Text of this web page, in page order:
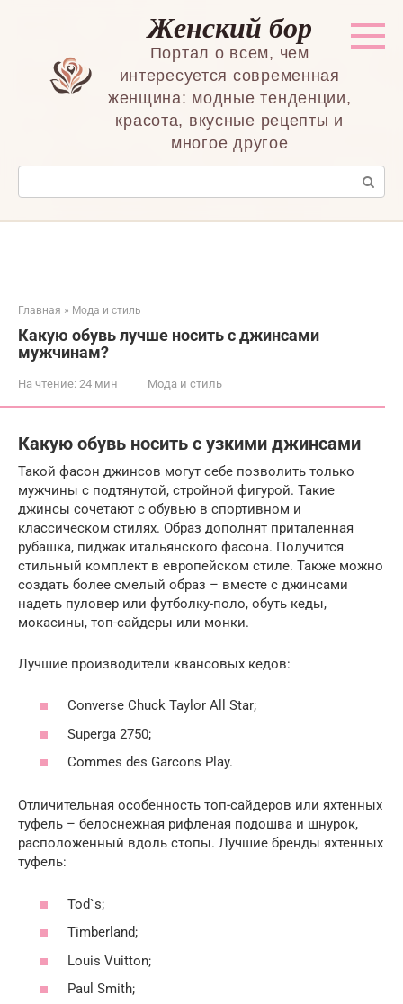
Женский бор
Портал о всем, чем
интересуется современная
женщина: модные тенденции,
красота, вкусные рецепты и
многое другое
Поиск:
Главная » Мода и стиль
Какую обувь лучше носить с джинсами
мужчинам?
На чтение: 24 мин Мода и стиль
Какую обувь носить с узкими джинсами
Такой фасон джинсов могут себе позволить только
мужчины с подтянутой, стройной фигурой. Такие
джинсы сочетают с обувью в спортивном и
классическом стилях. Образ дополнят приталенная
рубашка, пиджак итальянского фасона. Получится
стильный комплект в европейском стиле. Также можно
создать более смелый образ – вместе с джинсами
надеть пуловер или футболку-поло, обуть кеды,
мокасины, топ-сайдеры или монки.
Лучшие производители квансовых кедов:
Converse Chuck Taylor All Star;
Superga 2750;
Commes des Garcons Play.
Отличительная особенность топ-сайдеров или яхтенных
туфель – белоснежная рифленая подошва и шнурок,
расположенный вдоль стопы. Лучшие бренды яхтенных
туфель:
Tod`s;
Timberland;
Louis Vuitton;
Paul Smith;